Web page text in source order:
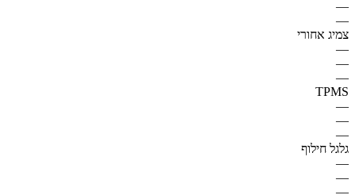
—
—
צמיג אחורי
—
—
—
TPMS
—
—
—
גלגל חילוף
—
—
—